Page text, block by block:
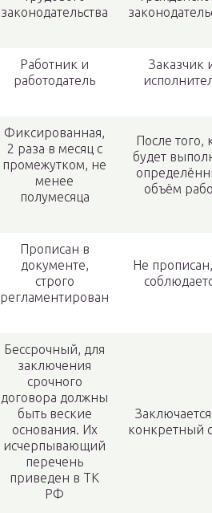
законодательства
Работник и
работодатель
Заказчик
Фиксированная,
2 раза в месяц с
промежутком, не
менее
полумесяца
После того,
будет
объём
Прописан в
документе,
строго
регламентирован
Не
Бессрочный, для
заключения
срочного
договора должны
быть веские
основания. Их
исчерпывающий
перечень
приведен в ТК
РФ
конкретный